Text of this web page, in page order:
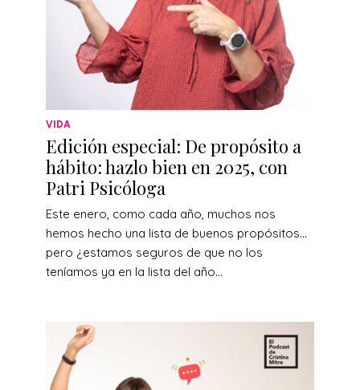
VIDA
Edición especial: De propósito a
hábito: hazlo bien en 2025, con
Patri Psicóloga
Este enero, como cada año, muchos nos
hemos hecho una lista de buenos propósitos…
pero ¿estamos seguros de que no los
teníamos ya en la lista del año...